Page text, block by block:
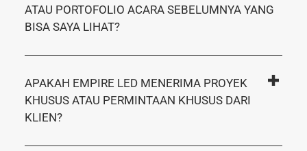
ATAU PORTOFOLIO ACARA SEBELUMNYA YANG
BISA SAYA LIHAT?
APAKAH EMPIRE LED MENERIMA PROYEK
KHUSUS ATAU PERMINTAAN KHUSUS DARI
KLIEN?